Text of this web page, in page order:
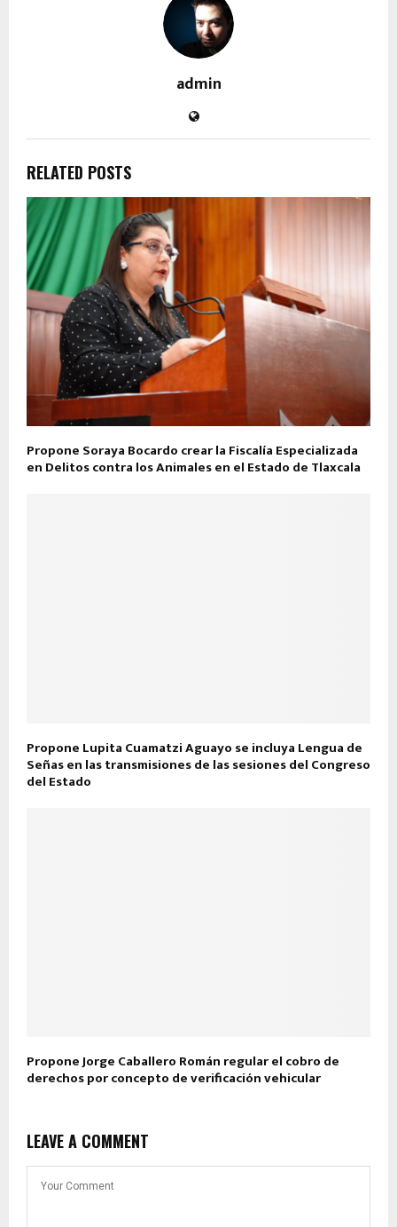
admin
RELATED POSTS
Propone Soraya Bocardo crear la Fiscalía Especializada
en Delitos contra los Animales en el Estado de Tlaxcala
Propone Lupita Cuamatzi Aguayo se incluya Lengua de
Señas en las transmisiones de las sesiones del Congreso
del Estado
Propone Jorge Caballero Román regular el cobro de
derechos por concepto de verificación vehicular
LEAVE A COMMENT